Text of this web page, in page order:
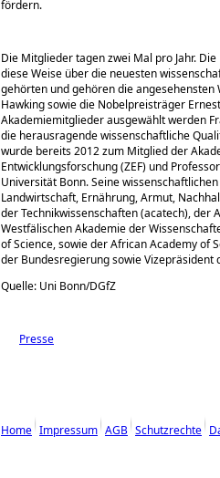
fördern.
Die Mitglieder tagen zwei Mal pro Jahr.
diese Weise über die neuesten
gehörten und gehören die
Hawking sowie die Nobelpreisträger
Akademiemitglieder ausgewählt werden
die herausragende wissenschaftliche
wurde bereits 2012 zum Mitglied der
Entwicklungsforschung (ZEF) und
Universität Bonn. Seine
Landwirtschaft, Ernährung, Armut,
der Technikwissenschaften (acatech), der
Westfälischen Akademie der
of Science, sowie der African Academy of
der Bundesregierung sowie Vizepräsident
Quelle: Uni Bonn/DGfZ
Presse
Home Impressum AGB Schutzrechte